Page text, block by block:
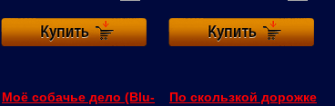
Моё собачье дело (Blu-
По скользкой дорожке